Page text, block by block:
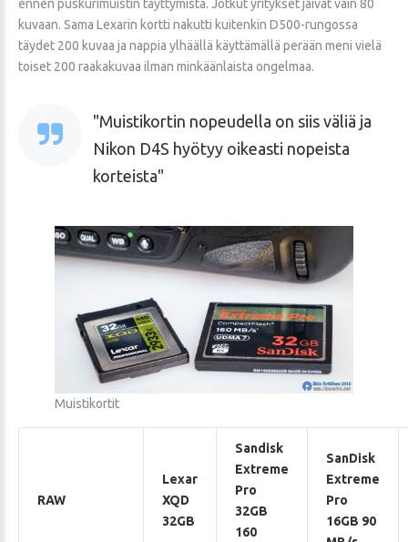
ennen puskurimuistin täyttymistä. Jotkut yritykset jäivät vain 80
kuvaan. Sama Lexarin kortti nakutti kuitenkin D500-rungossa
täydet 200 kuvaa ja nappia ylhäällä käyttämällä perään meni vielä
toiset 200 raakakuvaa ilman minkäänlaista ongelmaa.
Muistikortin nopeudella on siis väliä ja
Nikon D4S hyötyy oikeasti nopeista
korteista
Muistikortit
RAW
Lexar
XQD
32GB
Sandisk
Extreme
Pro
32GB
160
SanDisk
Extreme
Pro
16GB 90